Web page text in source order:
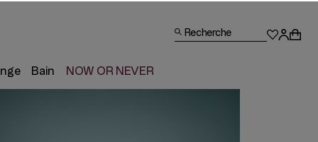
Bain NOW OR NEVER
Recherche